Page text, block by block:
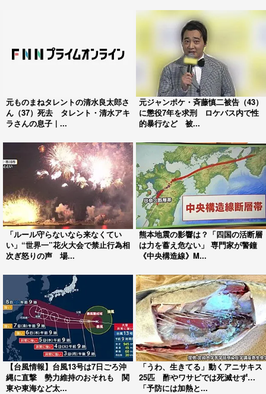
元ものまねタレントの清水良太郎さ
ん（37）死去 タレント・清水アキ
ラさんの息子｜...
元ジャンポケ・斉藤慎二被告（43）
に懲役7年を求刑 ロケバス内で性
的暴行など 被...
「ルール守らないなら来なくてい
い」“世界一”花火大会で禁止行為相
次ぎ怒りの声 場...
熊本地震の影響は？「四国の活断層
は力を蓄え危ない」 専門家が警鐘
《中央構造線》M...
【台風情報】台風13号は7日ごろ沖
縄に直撃 勢力維持のおそれも 関
東や東海など太...
「うわ、生きてる」動くアニサキス
25匹 酢やワサビでは死滅せず…
「予防には加熱と...